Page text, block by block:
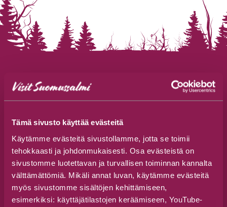
Tämä sivusto käyttää evästeitä
Käytämme evästeitä sivustollamme, jotta se toimii
tehokkaasti ja johdonmukaisesti. Osa evästeistä on
sivustomme luotettavan ja turvallisen toiminnan kannalta
välttämättömiä. Mikäli annat luvan, käytämme evästeitä
myös sivustomme sisältöjen kehittämiseen,
esimerkiksi: käyttäjätilastojen keräämiseen, YouTube-
Suomussalmen Matkailutoimisto
+358 44 777 3250
visit(at)suomussalmi.fi
Seuraa meitä